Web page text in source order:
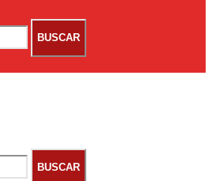
BUSCAR
BUSCAR